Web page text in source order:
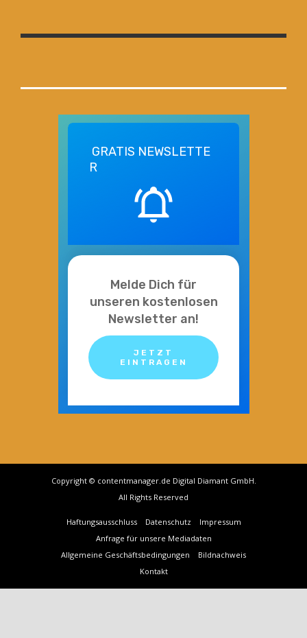
GRATIS NEWSLETTE
R
Melde Dich für
unseren kostenlosen
Newsletter an!
JETZT
EINTRAGEN
Copyright © contentmanager.de Digital Diamant GmbH.
All Rights Reserved
Haftungsausschluss Datenschutz
Impressum
Anfrage für unsere Mediadaten
Allgemeine Geschäftsbedingungen
Bildnachweis
Kontakt